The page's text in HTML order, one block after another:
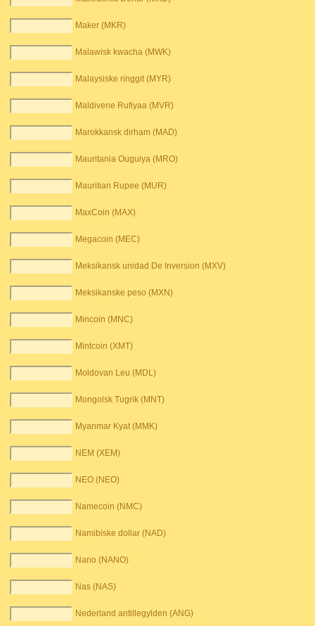
Maker (MKR)
Malawisk kwacha (MWK)
Malaysiske ringgit (MYR)
Maldivene Rufiyaa (MVR)
Marokkansk dirham (MAD)
Mauritania Ouguiya (MRO)
Mauritian Rupee (MUR)
MaxCoin (MAX)
Megacoin (MEC)
Meksikansk unidad De Inversion (MXV)
Meksikanske peso (MXN)
Mincoin (MNC)
Mintcoin (XMT)
Moldovan Leu (MDL)
Mongolsk Tugrik (MNT)
Myanmar Kyat (MMK)
NEM (XEM)
NEO (NEO)
Namecoin (NMC)
Namibiske dollar (NAD)
Nano (NANO)
Nas (NAS)
Nederland antillegylden (ANG)